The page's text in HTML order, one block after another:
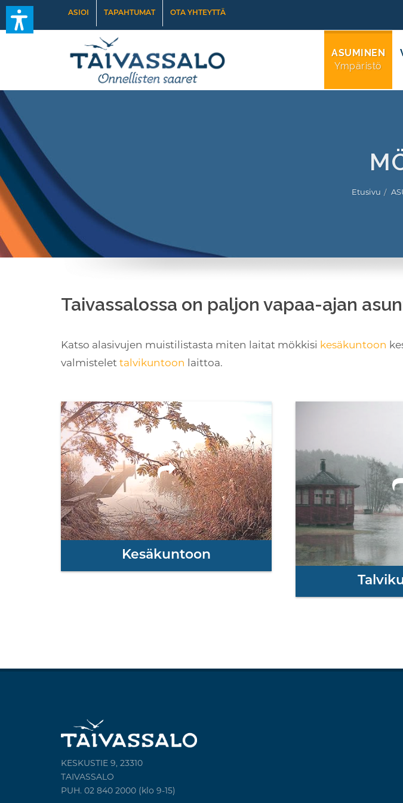
ASIOI TAPAHTUMAT OTA YHTEYTTÄ
ASUMINEN
Ympäristö
Etusivu
Taivassalossa on paljon vapaa-ajan
Katso alasivujen muistilistasta miten laitat mökkisi kesäkuntoon
valmistelet talvikuntoon laittoa.
Kesäkuntoon
KESKUSTIE 9, 23310
TAIVASSALO
PUH. 02 840 2000 (klo 9-15)